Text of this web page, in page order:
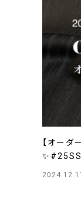
【オーダ
✨#25SS